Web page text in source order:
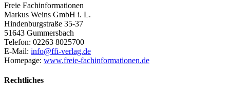
Freie Fachinformationen
Markus Weins GmbH i. L.
Hindenburgstraße 35-37
51643 Gummersbach
Telefon: 02263 8025700
E-Mail: info@ffi-verlag.de
Homepage: www.freie-fachinformationen.de
Rechtliches